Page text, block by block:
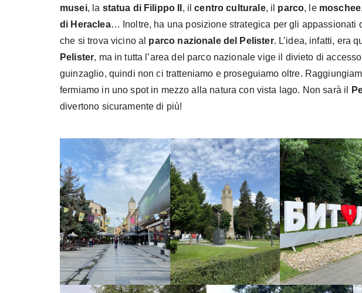
musei, la statua di Filippo II , ilcentro culturale, il parco, le moschee
di Heraclea… Inoltre, ha una posizione strategica per gli appassionati
che si trova vicino al parco nazionale del Pelister. L’idea, infatti, era
Pelister, ma in tutta l’area del parco nazionale vige il divieto di
guinzaglio, quindi non ci tratteniamo e proseguiamo oltre.
fermiamo in uno spot in mezzo alla natura con vista lago. Non sarà il
divertono sicuramente di più!